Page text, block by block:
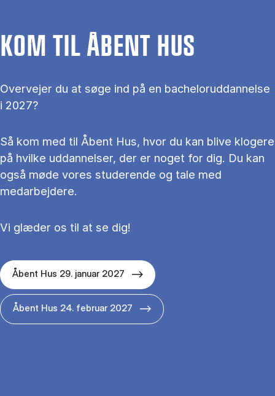
KOM TIL ÅBENT HUS
Overvejer du at søge ind på en bacheloruddannelse
i 2027?
Så kom med til Åbent Hus, hvor du kan blive klogere
på hvilke uddannelser, der er noget for dig. Du kan
også møde vores studerende og tale med
medarbejdere.
Vi glæder os til at se dig!
Åbent Hus 29. januar 2027
Åbent Hus 24. februar 2027